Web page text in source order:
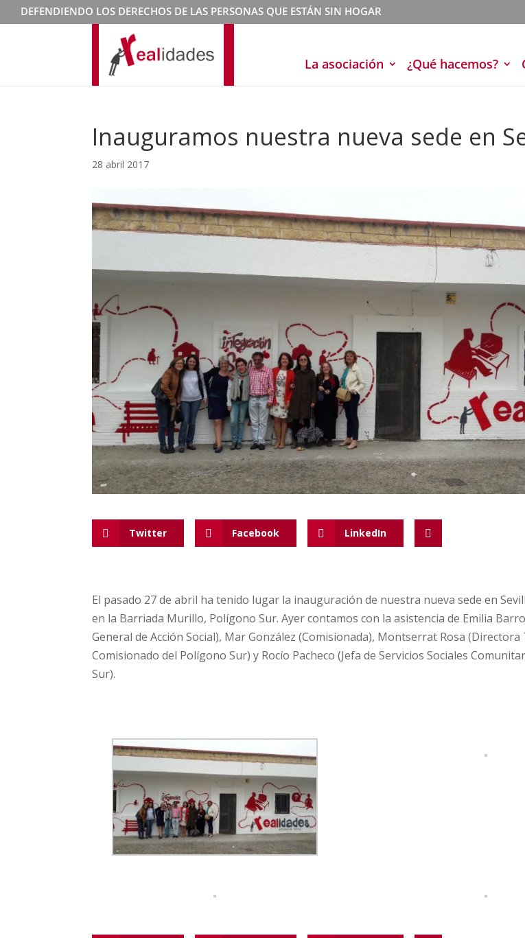
DEFENDIENDO LOS DERECHOS DE LAS PERSONAS QUE ESTÁN SIN HOGAR
La asociación ¿Qué hacemos?
Inauguramos nuestra nueva sede en
28 abril 2017
Twitter Facebook LinkedIn
El pasado 27 de abril ha tenido lugar la inauguración de nuestra nueva sede en
en la Barriada Murillo, Polígono Sur. Ayer contamos con la asistencia de Emilia
General de Acción Social), Mar González (Comisionada), Montserrat Rosa (Directora
Comisionado del Polígono Sur) y Rocío Pacheco (Jefa de Servicios Sociales
Sur).